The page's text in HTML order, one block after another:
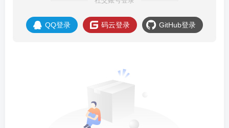
QQ登录 码云登录 GitHub登录